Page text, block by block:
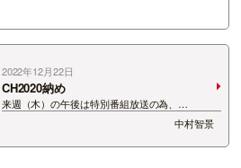
2022年12月22日
CH2020納め
来週（木）の午後は特別番組放送の為、
「CH2020」は今日が放送納め。 しいなさんは産
休に入りますので、2人の声も今日まででした。
来年もどうぞよろしくお願いいたします。 しいち
中村智景